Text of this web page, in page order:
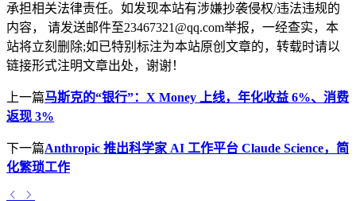
承担相关法律责任。如发现本站有涉嫌抄袭侵权/违法违规的
内容， 请发送邮件至23467321@qq.com举报，一经查实，本
站将立刻删除;如已特别标注为本站原创文章的，转载时请以
链接形式注明文章出处，谢谢！
上一篇马斯克的“银行”：X Money 上线，年化收益 6%、消费
返现 3%
下一篇Anthropic 推出科学家 AI 工作平台 Claude Science，简
化繁琐工作